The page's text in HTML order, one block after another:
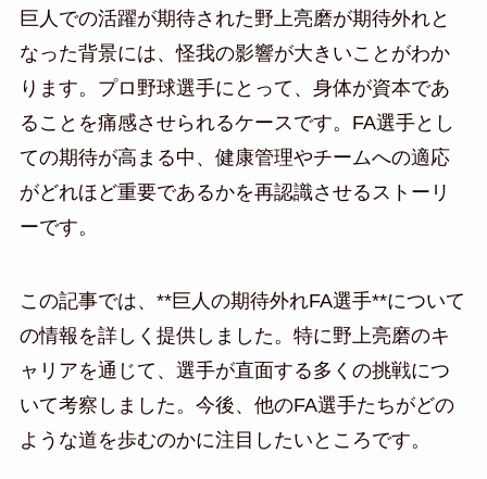
巨人での活躍が期待された野上亮磨が期待外れと
なった背景には、怪我の影響が大きいことがわか
ります。プロ野球選手にとって、身体が資本であ
ることを痛感させられるケースです。FA選手とし
ての期待が高まる中、健康管理やチームへの適応
がどれほど重要であるかを再認識させるストーリ
ーです。
この記事では、**巨人の期待外れFA選手**について
の情報を詳しく提供しました。特に野上亮磨のキ
ャリアを通じて、選手が直面する多くの挑戦につ
いて考察しました。今後、他のFA選手たちがどの
ような道を歩むのかに注目したいところです。